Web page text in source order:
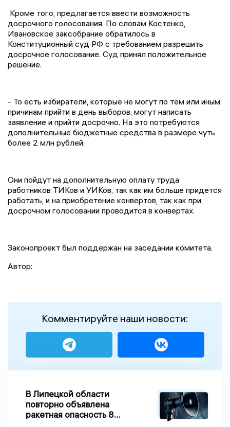
Кроме того, предлагается ввести возможность
досрочного голосования. По словам Костенко,
Ивановское заксобрание обратилось в
Конституционный суд РФ с требованием разрешить
досрочное голосование. Суд принял положительное
решение.
- То есть избиратели, которые не могут по тем или иным
причинам прийти в день выборов, могут написать
заявление и прийти досрочно. На это потребуются
дополнительные бюджетные средства в размере чуть
более 2 млн рублей.
Они пойдут на дополнительную оплату труда
работников ТИКов и УИКов, так как им больше придется
работать, и на приобретение конвертов, так как при
досрочном голосовании проводится в конвертах.
Законопроект был поддержан на заседании комитета.
Автор:
Комментируйте наши новости:
В Липецкой области
повторно объявлена
ракетная опасность 8